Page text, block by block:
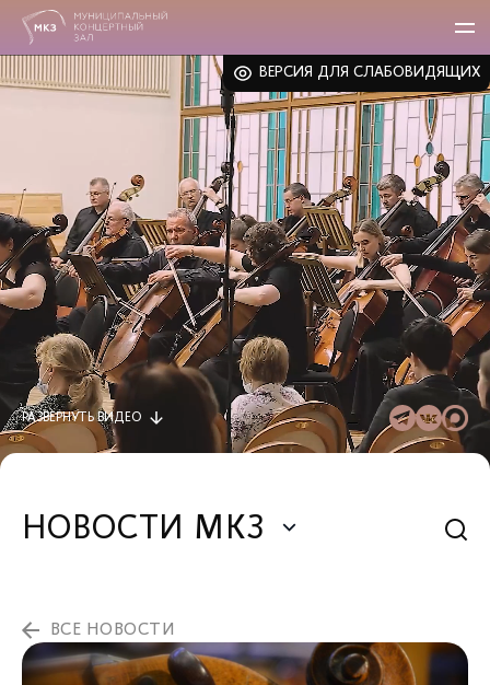
ВЕРСИЯ ДЛЯ СЛАБОВИДЯЩИХ
РАЗВЕРНУТЬВИДЕО
НОВОСТИ МКЗ
ВСЕ НОВОСТИ